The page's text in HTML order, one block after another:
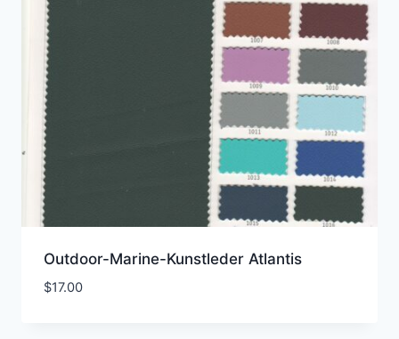
Outdoor-Marine-Kunstleder Atlantis
$17.00